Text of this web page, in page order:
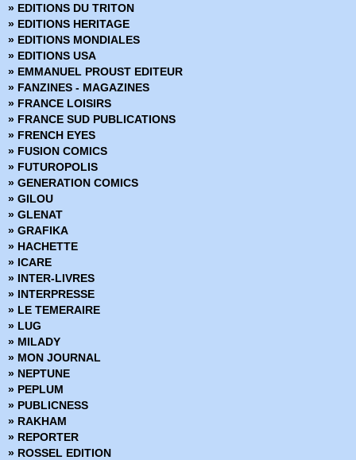
» EDITIONS DU TRITON
» EDITIONS HERITAGE
» EDITIONS MONDIALES
» EDITIONS USA
» EMMANUEL PROUST EDITEUR
» FANZINES - MAGAZINES
» FRANCE LOISIRS
» FRANCE SUD PUBLICATIONS
» FRENCH EYES
» FUSION COMICS
» FUTUROPOLIS
» GENERATION COMICS
» GILOU
» GLENAT
» GRAFIKA
» HACHETTE
» ICARE
» INTER-LIVRES
» INTERPRESSE
» LE TEMERAIRE
» LUG
» MILADY
» MON JOURNAL
» NEPTUNE
» PEPLUM
» PUBLICNESS
» RAKHAM
» REPORTER
» ROSSEL EDITION